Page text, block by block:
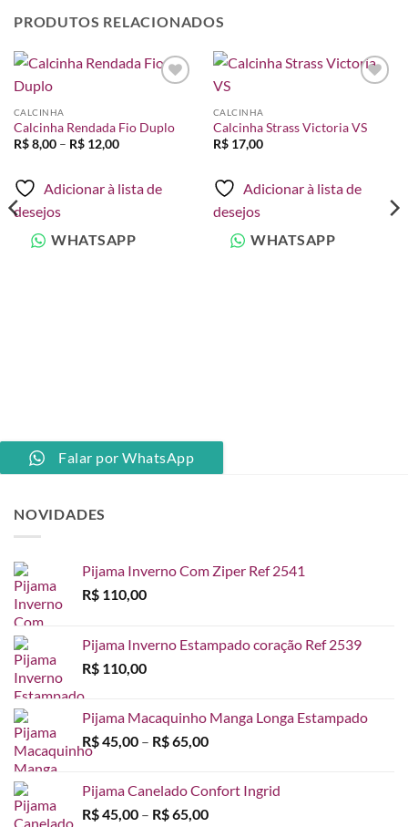
PRODUTOS RELACIONADOS
desejos
CALCINHA
Calcinha Rendada Fio Duplo
R$8,00 – R$12,00Faixa
através
Adicionar à lista de
desejos
WHATSAPP
desejos
CALCINHA
Calcinha Strass Victoria VS
R$17,00
Adicionar à lista de
desejos
WHATSAPP
Falar por WhatsApp
NOVIDADES
Pijama Inverno Com Ziper Ref 2541
R$ 110,00
Pijama Inverno Estampado coração Ref 2539
R$ 110,00
Pijama Macaquinho Manga Longa Estampado
R$45,00 – R$65,00Faixa
R$ 45,00
através
Pijama Canelado Confort Ingrid
R$45,00 – R$65,00Faixa